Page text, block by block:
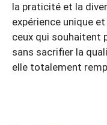
la praticité et la
expérience unique
ceux qui souhaitent
sans sacrifier la
elle totalement